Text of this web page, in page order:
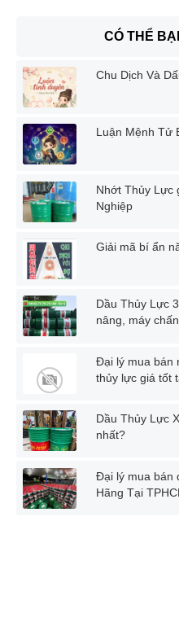
CÓ THỂ
Chu Dịch Và
Luận Mệnh Tử
Nhớt Thủy Lực
Nghiệp
Giải mã bí ẩn
Dầu Thủy Lực
nâng, máy
Đại lý mua bán
thủy lực giá tốt
Dầu Thủy Lực
nhất?
Đại lý mua bán
Hãng Tại